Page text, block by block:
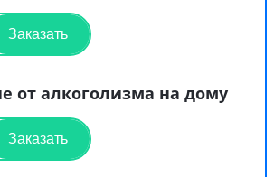
Заказать
от алкоголизма на дому
Заказать